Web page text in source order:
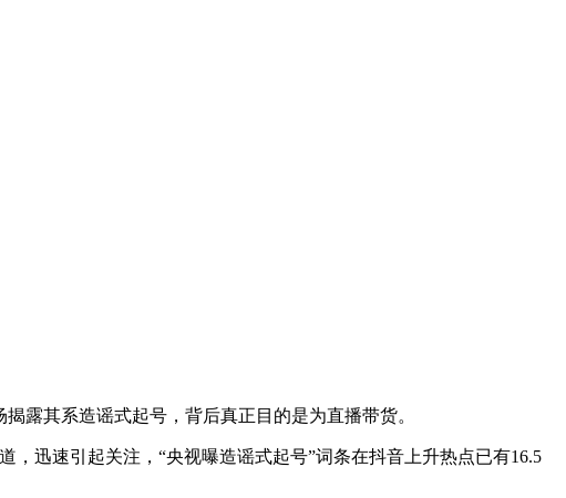
露其系造谣式起号，背后真正目的是为直播带货。
，迅速引起关注，“央视曝造谣式起号”词条在抖音上升热点已有16.5